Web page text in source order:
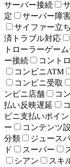
サーバー接続
定
サーバー障
サイファー立
済トラブル対応
トローラーゲー
ー接続
コント
コンビニATM
コンビニ受取
ンビニ店舗
コ
払い反映遅延
ビニ支払いポイン
ー
コンテンツ
分類
ジュース
ド
スーパー
シアン
スキ